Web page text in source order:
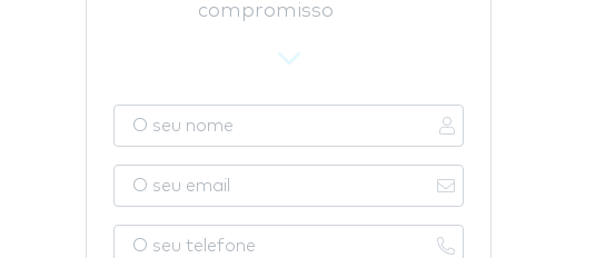
compromisso
s
e
n
s
e